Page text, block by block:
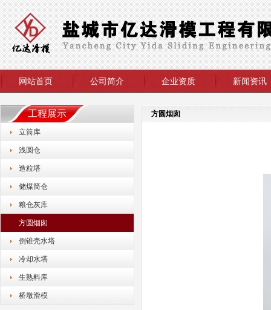
网站首页 公司简介 企业资质 新闻资讯
工程展示
立筒库
浅圆仓
造粒塔
储煤筒仓
粮仓灰库
方圆烟囱
倒锥壳水塔
冷却水塔
生熟料库
桥墩滑模
方圆烟囱